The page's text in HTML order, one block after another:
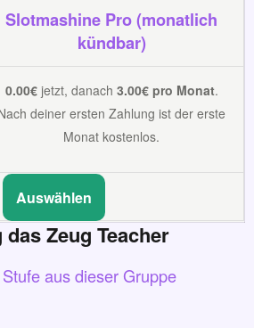
Slotmashine Pro (monatlich
kündbar)
0.00€jetzt, danach 3.00€ pro Monat.
deiner ersten Zahlung ist der erste
Monat kostenlos.
Auswählen
Zeug Teacher
aus dieser Gruppe